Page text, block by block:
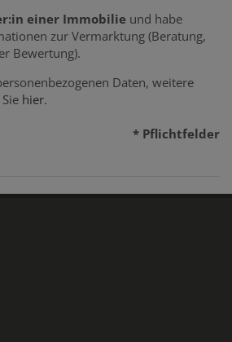
einer Immobilie und habe
zur Vermarktung (Beratung,
Bewertung).
Daten, weitere
hier.
* Pflichtfelder